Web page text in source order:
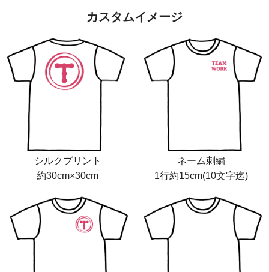
カスタムイメージ
シルクプリント
約30cm×30cm
ネーム刺繍
1行約15cm(10文字迄)